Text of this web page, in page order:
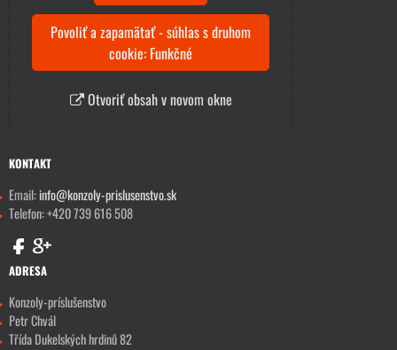
Povoliť a zapamätať - súhlas s druhom
cookie: Funkčné
Otvoriť obsah v novom okne
KONTAKT
Email:info@konzoly-prislusenstvo.sk
Telefon: +420 739 616 508
ADRESA
Konzoly-príslušenstvo
Petr Chvál
Třída Dukelských hrdinů 82